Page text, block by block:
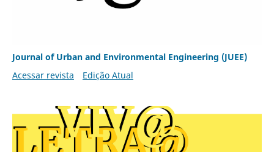
Journal of Urban and Environmental Engineering (JUEE)
Acessar revista
Edição Atual